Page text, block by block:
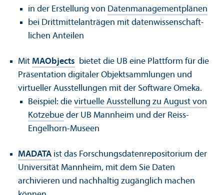
in der Erstellung von Daten­management­plänen
bei Drittmittelanträgen mit daten­wissenschaft­
lichen Anteilen
Mit MAObjects bietet die UB eine Plattform für die
Präsentation digitaler Objektsammlungen und
virtueller Ausstellungen mit der Software Omeka.
Beispiel: die virtuelle Ausstellung zu August von
Kotzebue der UB Mannheim und der Reiss-
Engelhorn-Museen
MADATA ist das Forschungs­datenrepositorium der
Universität Mannheim, mit dem Sie Daten
archivieren und nachhaltig zugänglich machen